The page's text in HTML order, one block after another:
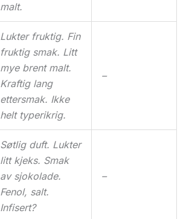
malt.
Lukter fruktig. Fin
fruktig smak. Litt
mye brent malt.
Kraftig lang
ettersmak. Ikke
helt typerikrig.
–
Søtlig duft. Lukter
litt kjeks. Smak
av sjokolade.
Fenol, salt.
Infisert?
–